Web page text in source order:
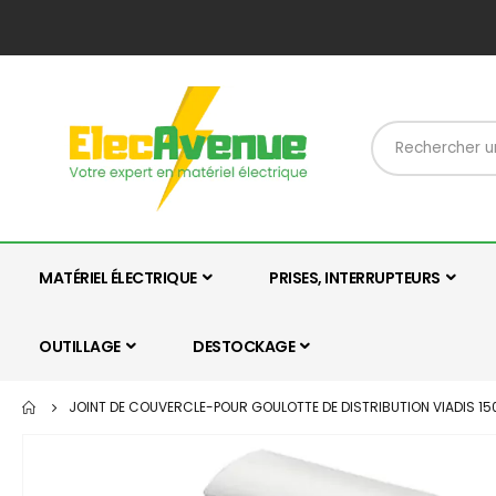
MATÉRIEL ÉLECTRIQUE PRISES, INTERRUPTEURS
OUTILLAGE DESTOCKAGE
JOINT DE COUVERCLE-POUR GOULOTTE DE DISTRIBUTION VIADIS